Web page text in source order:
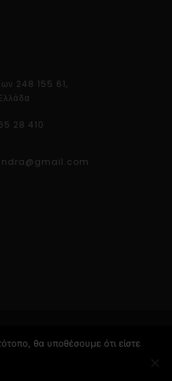
248 155 61,
28 410
θα υποθέσουμε ότι είστε